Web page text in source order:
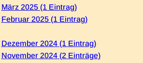
März 2025 (1 Eintrag)
Februar 2025 (1 Eintrag)
Dezember 2024 (1 Eintrag)
November 2024 (2 Einträge)